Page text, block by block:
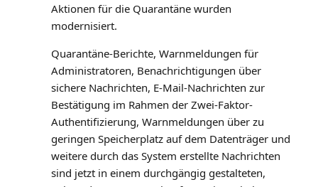
Aktionen für die Quarantäne wurden
modernisiert.
Quarantäne-Berichte, Warnmeldungen für
Administratoren, Benachrichtigungen über
sichere Nachrichten, E-Mail-Nachrichten zur
Bestätigung im Rahmen der Zwei-Faktor-
Authentifizierung, Warnmeldungen über zu
geringen Speicherplatz auf dem Datenträger und
weitere durch das System erstellte Nachrichten
sind jetzt in einem durchgängig gestalteten,